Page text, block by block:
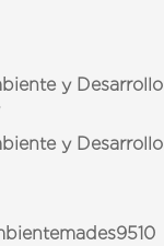
y Desarrollo
y Desarrollo